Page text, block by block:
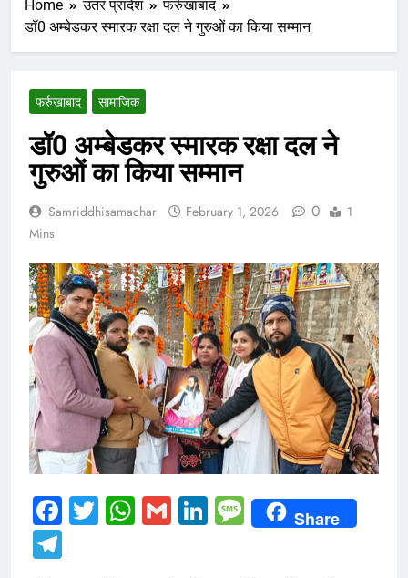
Home उतर प्रादेश
फर्रुखाबाद
डॉ0 अम्बेडकर स्मारक रक्षा दल ने गुरुओं का किया सम्मान
फर्रुखाबाद सामाजिक
डॉ0 अम्बेडकर स्मारक रक्षा दल ने
गुरुओं का किया सम्मान
Samriddhisamachar February 1, 2026 0
1
Mins
Facebook
Twitter
WhatsApp
GmailLinkedIn
Message
Share